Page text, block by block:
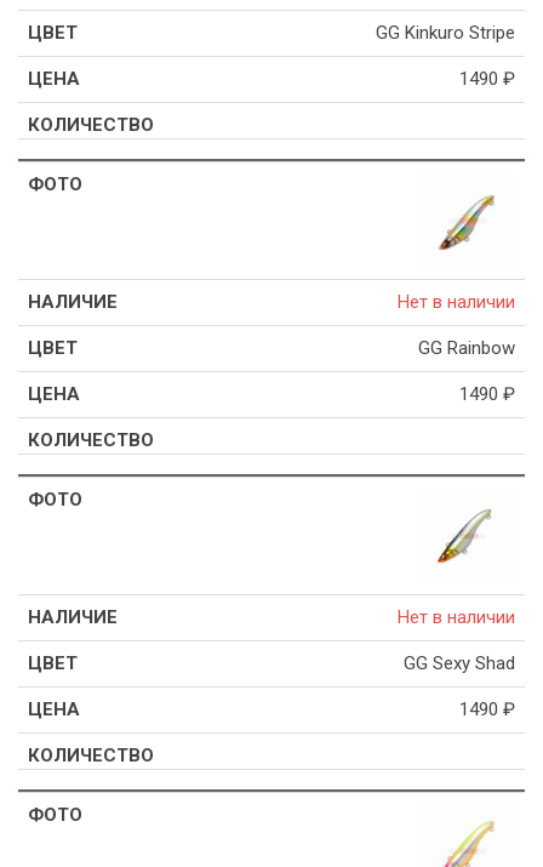
GG Kinkuro Stripe
1490 ₽
Нет в наличии
GG Rainbow
1490 ₽
Нет в наличии
GG Sexy Shad
1490 ₽